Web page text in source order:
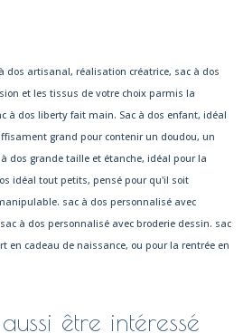
dos artisanal, réalisation créatrice, sac à dos
et les tissus de votre choix parmis la
à dos liberty fait main. Sac à dos enfant, idéal
grand pour contenir un doudou, un
dos grande taille et étanche, idéal pour la
idéal tout petits, pensé pour qu'il soit
sac à dos personnalisé avec
à dos personnalisé avec broderie dessin. sac
en cadeau de naissance, ou pour la rentrée en
être intéressé